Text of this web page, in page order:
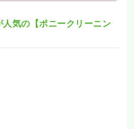
人気の【ポニークリーニン